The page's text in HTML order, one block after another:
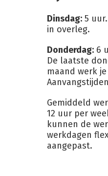
Dinsdag: 5
in overleg.
Donderdag: 6
De laatste
maand werk
Gemiddeld
12 uur per
kunnen de
werkdagen
aangepast.